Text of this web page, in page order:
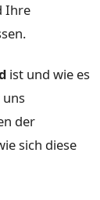
Ihre
ist und wie es
der
sich diese